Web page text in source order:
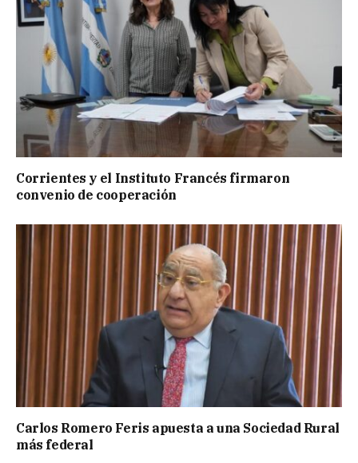
Corrientes y el Instituto Francés firmaron
convenio de cooperación
Carlos Romero Feris apuesta a una Sociedad Rural
más federal